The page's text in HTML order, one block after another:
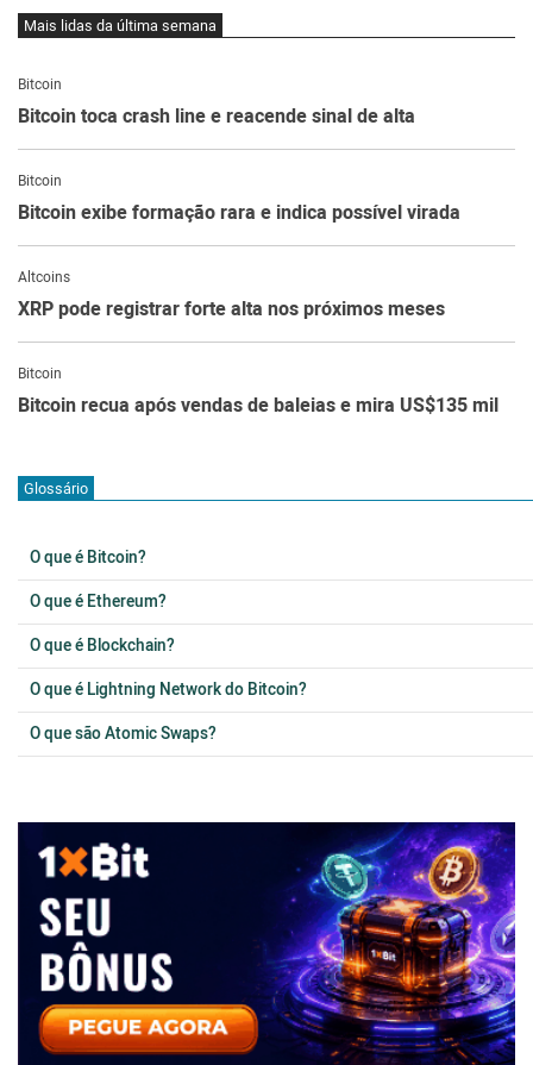
Mais lidas da última semana
Bitcoin
Bitcoin toca crash line e reacende sinal de alta
Bitcoin
Bitcoin exibe formação rara e indica possível virada
Altcoins
XRP pode registrar forte alta nos próximos meses
Bitcoin
Bitcoin recua após vendas de baleias e mira US$135 mil
Glossário
O que é Bitcoin?
O que é Ethereum?
O que é Blockchain?
O que é Lightning Network do Bitcoin?
O que são Atomic Swaps?